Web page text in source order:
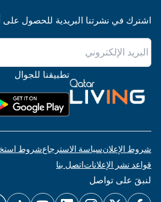
اشترك في نشرتنا البريدية للحصول على
تطبيقنا للجوال
شروط الإعلانسياسة الاسترجاعشروط
قواعد نشر الإعلاناتاتصل بنا
لنبقَ على تواصل